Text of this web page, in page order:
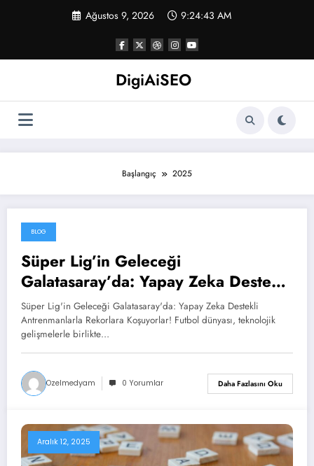
Ağustos 9, 2026 9:24:44 AM
DigiAiSEO
Başlangıç 2025
Aralık 12, 2025
BLOG
Süper Lig’in Geleceği
Galatasaray’da: Yapay Zeka Destekli
Antrenmanlarla Rekorlara
Koşuyorlar!
Süper Lig'in Geleceği Galatasaray'da: Yapay Zeka Destekli
Antrenmanlarla Rekorlara Koşuyorlar! Futbol dünyası, teknolojik
gelişmelerle birlikte…
Ozelmedyam 0 Yorumlar Daha Fazlasını Oku
Aralık 12, 2025